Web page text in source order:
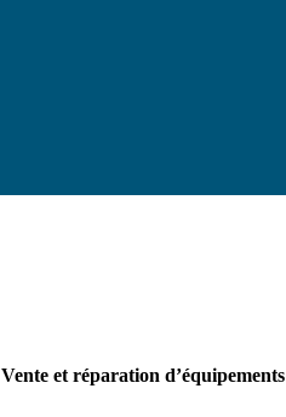
Vente et réparation d’équipements